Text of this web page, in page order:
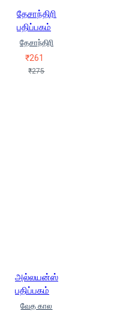
தேசாந்திரி
பதிப்பகம்
தேசாந்திரி
₹261
₹275
அல்லயன்ஸ்
பதிப்பகம்
வேத கால